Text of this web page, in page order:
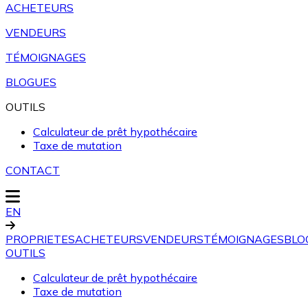
ACHETEURS
VENDEURS
TÉMOIGNAGES
BLOGUES
OUTILS
Calculateur de prêt hypothécaire
Taxe de mutation
CONTACT
EN
PROPRIETESACHETEURSVENDEURSTÉMOIGNAGES
OUTILS
Calculateur de prêt hypothécaire
Taxe de mutation